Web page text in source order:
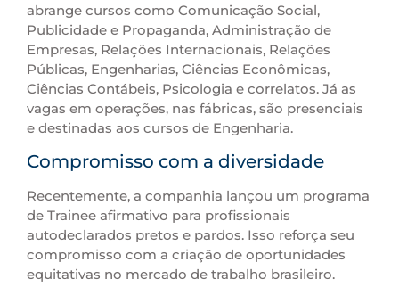
abrange cursos como Comunicação Social,
Publicidade e Propaganda, Administração de
Empresas, Relações Internacionais, Relações
Públicas, Engenharias, Ciências Econômicas,
Ciências Contábeis, Psicologia e correlatos. Já as
vagas em operações, nas fábricas, são presenciais
e destinadas aos cursos de Engenharia.
Compromisso com a diversidade
Recentemente, a companhia lançou um programa
de Trainee afirmativo para profissionais
autodeclarados pretos e pardos. Isso reforça seu
compromisso com a criação de oportunidades
equitativas no mercado de trabalho brasileiro.